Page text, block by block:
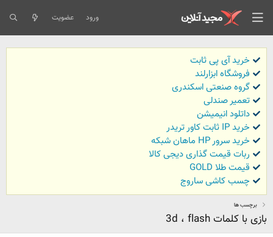
ورود عضویت
خرید آی پی ثابت
فروشگاه ابزارلند
گروه صنعتی اسکندری
تعمیر صندلی
داتلود انیمیشن
خرید IP ثابت کاور تریدر
خرید سرور HP ماهان شبکه
ربات قیمت گذاری دیجی کالا
قیمت طلا GOLD
چسب کاشی ساروج
برچسب ها
بازی با کلمات 3d ، flash